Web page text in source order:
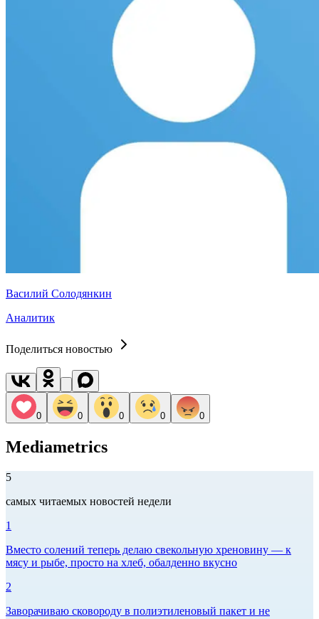
Василий Солодянкин
Аналитик
Поделиться новостью
0 0 0 0 0
Mediametrics
5
самых читаемых новостей недели
1
Вместо солений теперь делаю свекольную хреновину — к
мясу и рыбе, просто на хлеб, обалденно вкусно
2
Заворачиваю сковороду в полиэтиленовый пакет и не